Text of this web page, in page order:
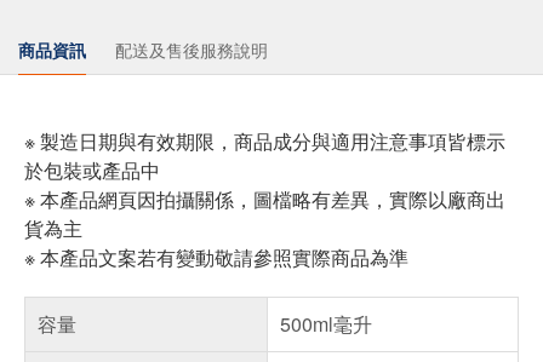
商品資訊 配送及售後服務說明
※ 製造日期與有效期限，商品成分與適用注意事項皆標示
於包裝或產品中
※ 本產品網頁因拍攝關係，圖檔略有差異，實際以廠商出
貨為主
※ 本產品文案若有變動敬請參照實際商品為準
容量
500ml毫升